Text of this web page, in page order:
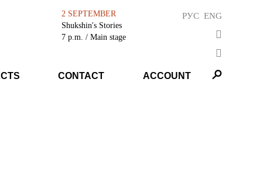
2 SEPTEMBER
Shukshin's Stories
7 p.m. / Main stage
РУС ENG
CONTACT ACCOUNT